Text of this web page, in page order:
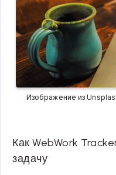
Изображение из
Как WebWork
задачу